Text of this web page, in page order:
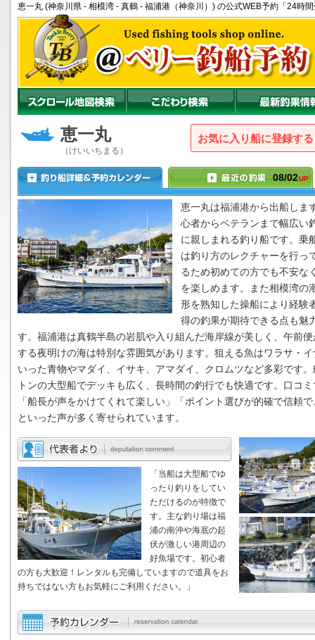
恵一丸 (神奈川県 - 相模湾 - 真鶴 - 福浦港（神奈川）) の公式WEB予約「24時
恵一丸
（けいいちまる）
お気に入り船に登録
08/02UP
恵一丸は福浦港から出船しま
心者からベテランまで幅広い
に親しまれる釣り船です。乗
は釣り方のレクチャーを行っ
るため初めての方でも不安な
を楽しめます。また相模湾の
形を熟知した操船により経験
得の釣果が期待できる点も魅
す。福浦港は真鶴半島の岩肌や入り組んだ海岸線が美しく、午前
する夜明けの海は特別な雰囲気があります。狙える魚はワラサ・
いった青物やマダイ、イサキ、アマダイ、クロムツなど多彩です
トンの大型船でデッキも広く、長時間の釣行でも快適です。口コ
「船長が声をかけてくれて楽しい」「ポイント選びが的確で信頼
といった声が多く寄せられています。
「当船は大型船でゆ
ったり釣りをしてい
ただけるのが特徴で
す。主な釣り場は福
浦の南沖や海底の起
伏が激しい港周辺の
好魚場です。初心者
の方も大歓迎！レンタルも完備していますので道具をお
持ちではない方もお気軽にご利用ください。」